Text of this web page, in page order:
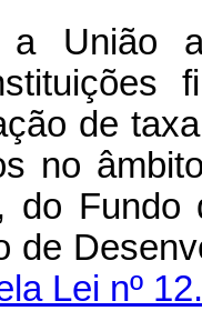
União
de
no
do Fundo
de
Lei nº